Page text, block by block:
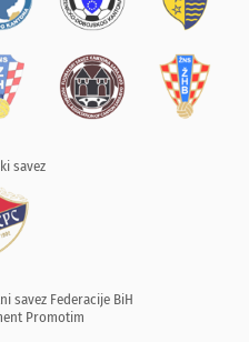
savez
savez Federacije BiH
Promotim